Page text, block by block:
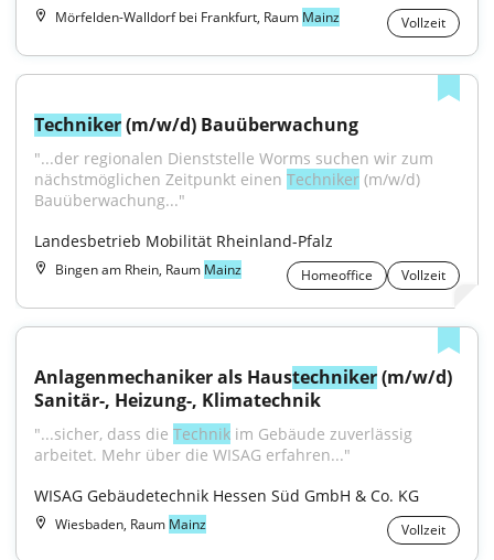
Mörfelden-Walldorf bei Frankfurt, Raum Mainz Vollzeit
Techniker (m/w/d) Bauüberwachung
"...der regionalen Dienststelle Worms suchen wir zum
nächstmöglichen Zeitpunkt einen Techniker (m/w/d)
Bauüberwachung..."
Landesbetrieb Mobilität Rheinland-Pfalz
Bingen am Rhein, Raum Mainz Homeoffice Vollzeit
Anlagenmechaniker als Haustechniker (m/w/d)
Sanitär-, Heizung-, Klimatechnik
"...sicher, dass die Technik im Gebäude zuverlässig
arbeitet. Mehr über die WISAG erfahren..."
WISAG Gebäudetechnik Hessen Süd GmbH & Co. KG
Wiesbaden, Raum Mainz Vollzeit